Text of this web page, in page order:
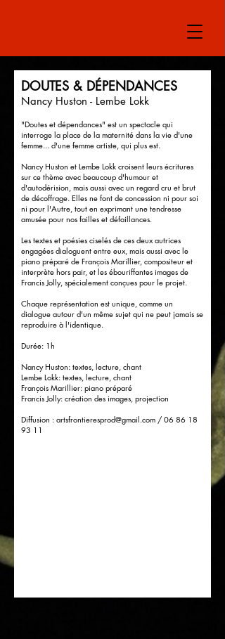
DOUTES & DÉPENDANCES
Nancy Huston - Lembe Lokk
"Doutes et dépendances" est un spectacle qui
interroge la place de la maternité dans la vie d'une
femme... d'une femme artiste, qui plus est.
Nancy Huston et Lembe Lokk croisent leurs écritures
sur ce thème avec beaucoup d'humour et
d'autodérision, mais aussi avec un regard cru et brut
de décoffrage. Elles ne font de concession ni pour soi
ni pour l'Autre, tout en exprimant une tendresse
amusée pour nos failles et défaillances.
Les textes et poésies ciselés de ces deux autrices
engagées dialoguent entre eux, mais aussi avec le
piano préparé de François Marillier, compositeur et
interprète hors pair, et les ébouriffantes images de
Francis Jolly, spécialement conçues pour le projet.
Chaque représentation est unique, comme un
dialogue autour d'un même sujet qui ne peut jamais se
reproduire à l'identique.
Durée: 1h
Nancy Huston: textes, lecture, chant
Lembe Lokk: textes, lecture, chant
François Marillier: piano préparé
Francis Jolly: création des images, projection
Diffusion : artsfrontieresprod@gmail.com / 06 86 18
93 11